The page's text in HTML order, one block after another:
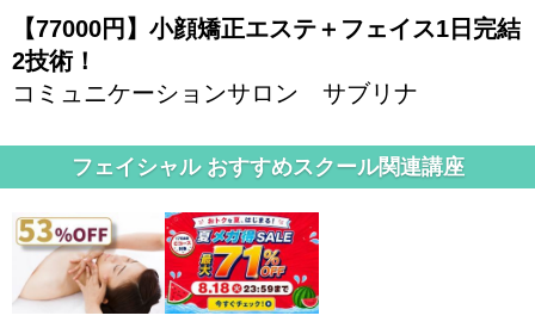
【77000円】小顔矯正エステ＋フェイス1日完結
2技術！
コミュニケーションサロン サブリナ
フェイシャル おすすめスクール関連講座